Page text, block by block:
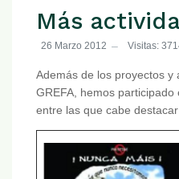
Más
26 Marzo 2012 Visitas:
Además de los proyectos y
GREFA, hemos
entre las que cabe